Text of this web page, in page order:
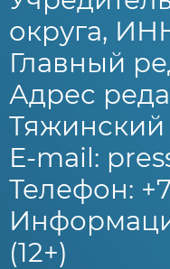
округа,
Главный
Адрес
Тяжинский
E-mail:
Телефон:
(12+)